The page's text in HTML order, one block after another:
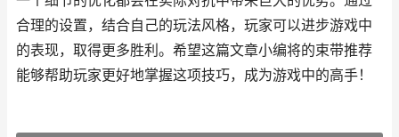
合理的设置，结合自己的玩法风格，玩家可以进步游戏中
的表现，取得更多胜利。希望这篇文章小编将的束带推荐
能够帮助玩家更好地掌握这项技巧，成为游戏中的高手！